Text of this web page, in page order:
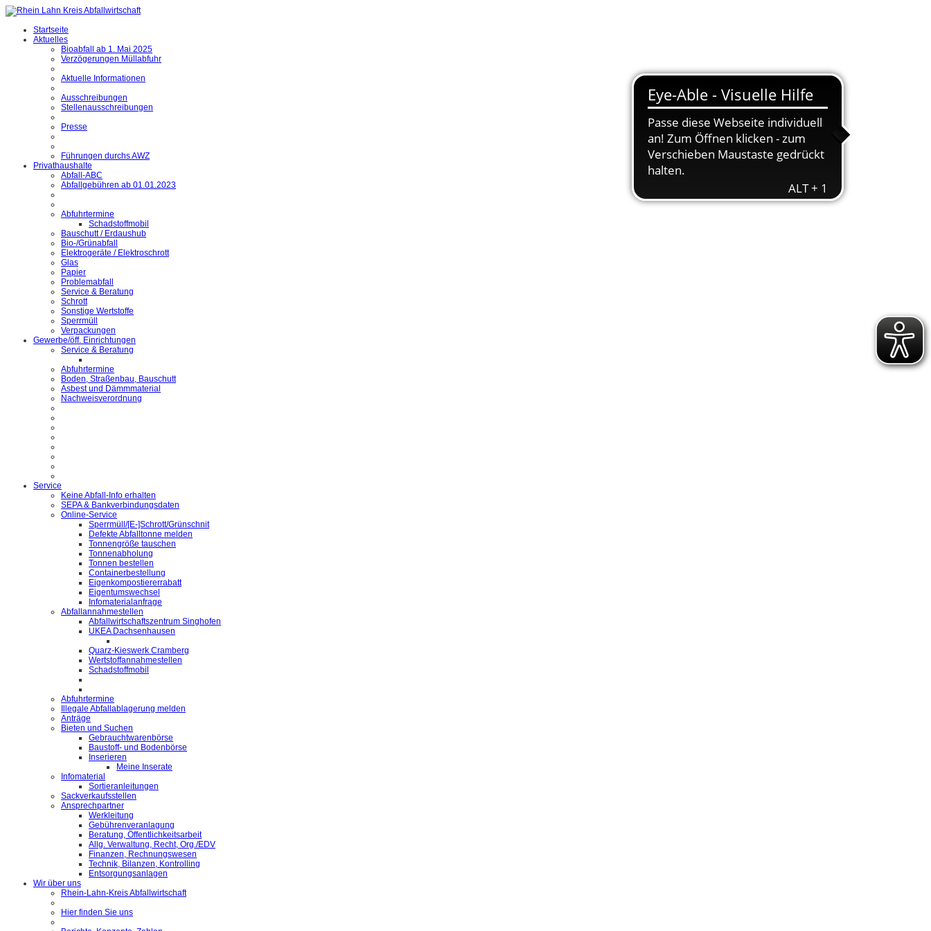
Startseite
Aktuelles
Bioabfall ab 1. Mai 2025
Verzögerungen Müllabfuhr
Aktuelle Informationen
Ausschreibungen
Stellenausschreibungen
Presse
Führungen durchs AWZ
Privathaushalte
Abfall-ABC
Abfallgebühren ab 01.01.2023
Abfuhrtermine
Schadstoffmobil
Bauschutt / Erdaushub
Bio-/Grünabfall
Elektrogeräte / Elektroschrott
Glas
Papier
Problemabfall
Service & Beratung
Schrott
Sonstige Wertstoffe
Sperrmüll
Verpackungen
Gewerbe/öff. Einrichtungen
Service & Beratung
Abfuhrtermine
Boden, Straßenbau, Bauschutt
Asbest und Dämmmaterial
Nachweisverordnung
Service
Keine Abfall-Info erhalten
SEPA & Bankverbindungsdaten
Online-Service
Sperrmüll/[E-]Schrott/Grünschnit
Defekte Abfalltonne melden
Tonnengröße tauschen
Tonnenabholung
Tonnen bestellen
Containerbestellung
Eigenkompostiererrabatt
Eigentumswechsel
Infomaterialanfrage
Abfallannahmestellen
Abfallwirtschaftszentrum Singhofen
UKEA Dachsenhausen
Quarz-Kieswerk Cramberg
Wertstoffannahmestellen
Schadstoffmobil
Abfuhrtermine
Illegale Abfallablagerung melden
Anträge
Bieten und Suchen
Gebrauchtwarenbörse
Baustoff- und Bodenbörse
Inserieren
Meine Inserate
Infomaterial
Sortieranleitungen
Sackverkaufsstellen
Ansprechpartner
Werkleitung
Gebührenveranlagung
Beratung, Öffentlichkeitsarbeit
Allg. Verwaltung, Recht, Org./EDV
Finanzen, Rechnungswesen
Technik, Bilanzen, Kontrolling
Entsorgungsanlagen
Wir über uns
Rhein-Lahn-Kreis Abfallwirtschaft
Hier finden Sie uns